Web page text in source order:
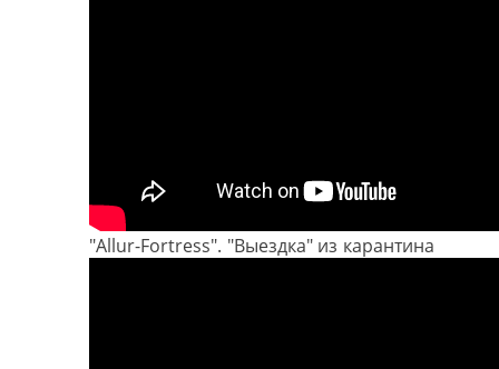
"Allur-Fortress". "Выездка" из карантина